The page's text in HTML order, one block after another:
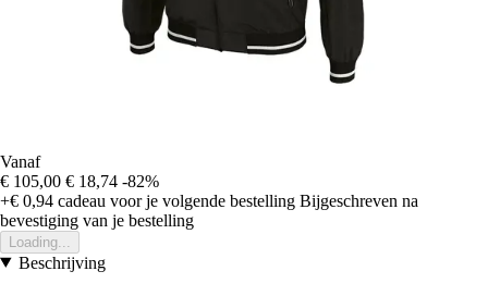
Vanaf
€ 105,00 € 18,74 -82%
+€ 0,94 cadeau voor je volgende bestelling Bijgeschreven na
bevestiging van je bestelling
Loading...
Beschrijving